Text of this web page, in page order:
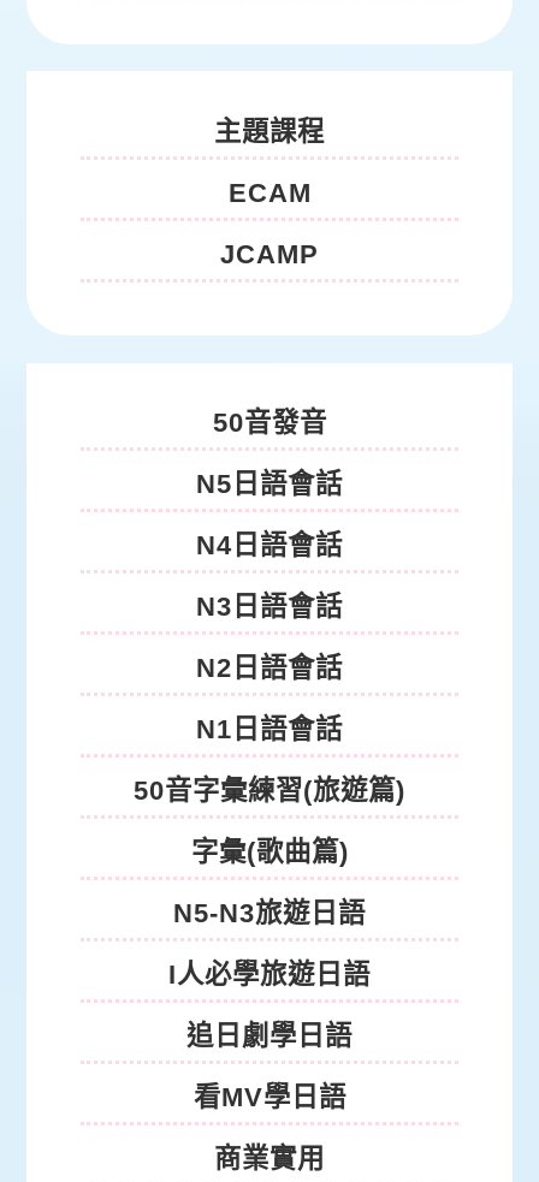
特色課程
主題課程
ECAM
JCAMP
日語課程
50音發音
N5日語會話
N4日語會話
N3日語會話
N2日語會話
N1日語會話
50音字彙練習(旅遊篇)
字彙(歌曲篇)
N5-N3旅遊日語
I人必學旅遊日語
追日劇學日語
看MV學日語
商業實用